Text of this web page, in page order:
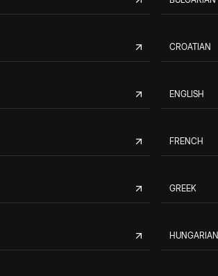
CROATIAN
ENGLISH
FRENCH
GREEK
HUNGARIAN